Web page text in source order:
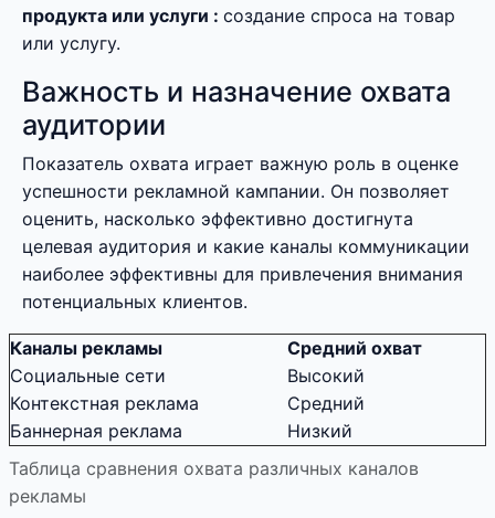
продукта или услуги : создание спроса на товар
или услугу.
Важность и назначение охвата
аудитории
Показатель охвата играет важную роль в оценке
успешности рекламной кампании. Он позволяет
оценить, насколько эффективно достигнута
целевая аудитория и какие каналы коммуникации
наиболее эффективны для привлечения внимания
потенциальных клиентов.
Таблица сравнения охвата различных каналов
рекламы
Каналы рекламы
Средний охват
Социальные сети
Высокий
Контекстная реклама
Средний
Баннерная реклама
Низкий